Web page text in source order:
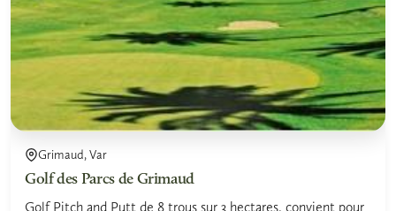
Grimaud, Var
Golf des Parcs de Grimaud
Golf Pitch and Putt de 8 trous sur 3 hectares. convient pour